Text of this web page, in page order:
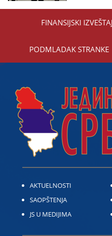
FINANSIЈSKI
PODMLADAK STRANKE
AKTUELNOSTI
SAOPŠTENJA
JS U MEDIJIMA